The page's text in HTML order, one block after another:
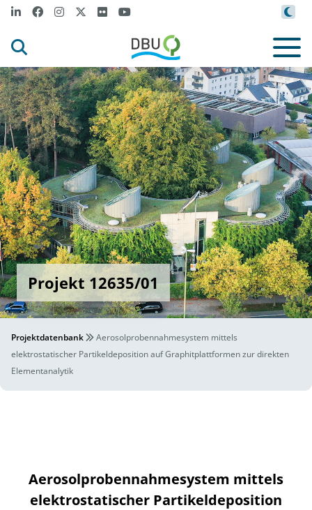
Projekt 12635/01
Projektdatenbank
Aerosolprobennahmesystem mittels
elektrostatischer Partikeldeposition auf Graphitplattformen zur direkten
Elementanalytik
Aerosolprobennahmesystem mittels
elektrostatischer Partikeldeposition